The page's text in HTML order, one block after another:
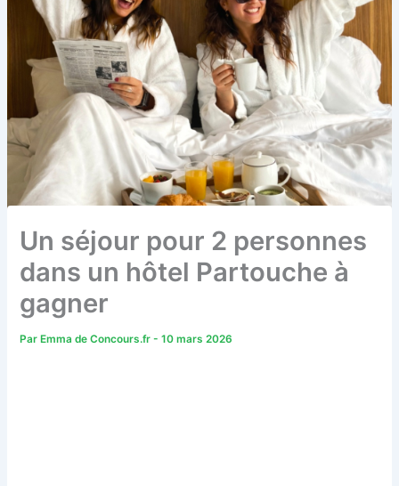
Un séjour pour 2 personnes
dans un hôtel Partouche à
gagner
ParEmma de Concours.fr-10 mars 2026